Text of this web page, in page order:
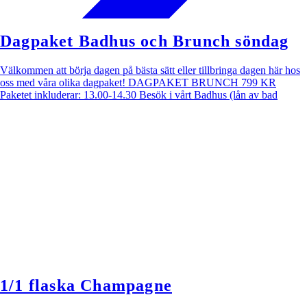
Dagpaket Badhus och Brunch söndag
Välkommen att börja dagen på bästa sätt eller tillbringa dagen här hos
oss med våra olika dagpaket! DAGPAKET BRUNCH 799 KR
Paketet inkluderar: 13.00-14.30 Besök i vårt Badhus (lån av bad
1/1 flaska Champagne